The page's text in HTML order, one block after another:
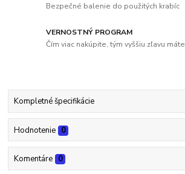
Bezpečné balenie do použitých krabíc
VERNOSTNÝ PROGRAM
Čím viac nakúpite, tým vyššiu zľavu máte
Kompletné špecifikácie
Hodnotenie 0
Komentáre 0